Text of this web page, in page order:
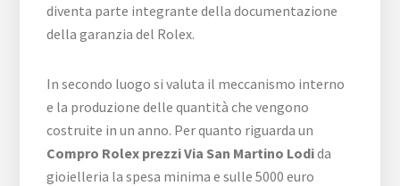
diventa parte integrante della documentazione
della garanzia del Rolex.
In secondo luogo si valuta il meccanismo interno
e la produzione delle quantità che vengono
costruite in un anno. Per quanto riguarda un
Compro Rolex prezzi Via San Martino Lodida
gioielleria la spesa minima e sulle 5000 euro